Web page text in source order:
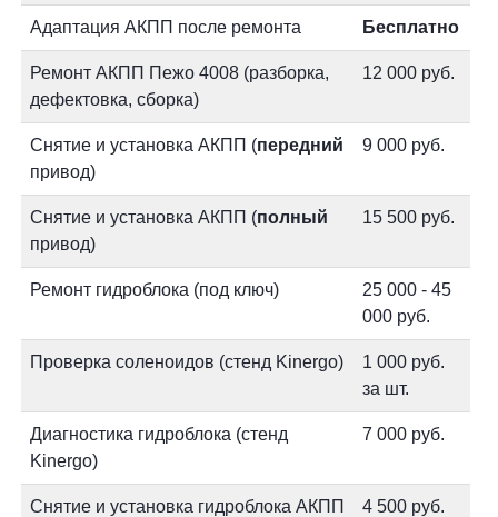
Адаптация АКПП после ремонта Бесплатно
Ремонт АКПП Пежо 4008 (разборка,
дефектовка, сборка)
12 000 руб.
Снятие и установка АКПП (передний
привод)
9 000 руб.
Снятие и установка АКПП (полный
привод)
15 500 руб.
Ремонт гидроблока (под ключ)
25 000 - 45
000 руб.
Проверка соленоидов (стенд Kinergo)
1 000 руб.
за шт.
Диагностика гидроблока (стенд
Kinergo)
7 000 руб.
Снятие и установка гидроблока АКПП 4 500 руб.